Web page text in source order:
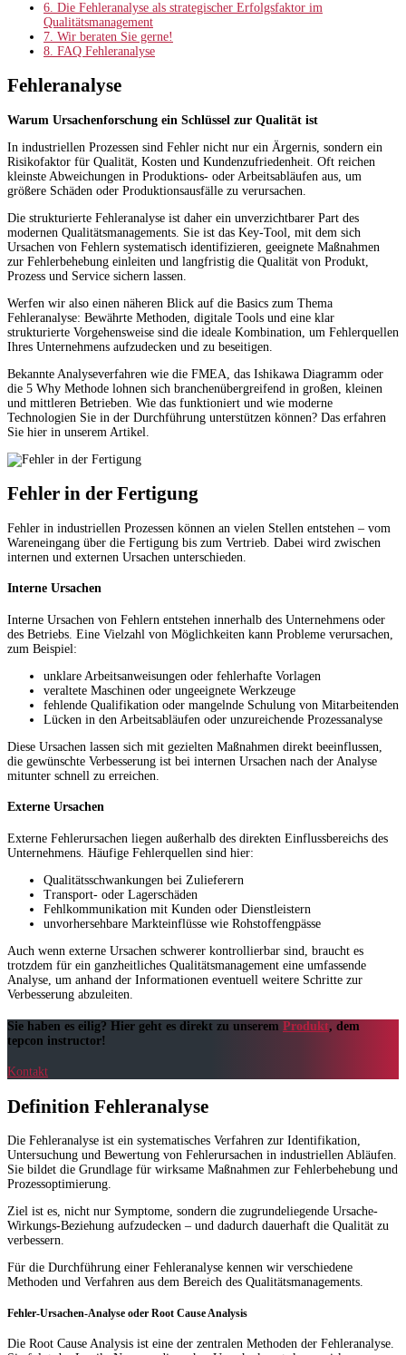
6. Die Fehleranalyse als strategischer Erfolgsfaktor im
Qualitätsmanagement
7. Wir beraten Sie gerne!
8. FAQ Fehleranalyse
Fehleranalyse
Warum Ursachenforschung ein Schlüssel zur Qualität ist
In industriellen Prozessen sind Fehler nicht nur ein Ärgernis, sondern ein
Risikofaktor für Qualität, Kosten und Kundenzufriedenheit. Oft reichen
kleinste Abweichungen in Produktions- oder Arbeitsabläufen aus, um
größere Schäden oder Produktionsausfälle zu verursachen.
Die strukturierte Fehleranalyse ist daher ein unverzichtbarer Part des
modernen Qualitätsmanagements. Sie ist das Key-Tool, mit dem sich
Ursachen von Fehlern systematisch identifizieren, geeignete Maßnahmen
zur Fehlerbehebung einleiten und langfristig die Qualität von Produkt,
Prozess und Service sichern lassen.
Werfen wir also einen näheren Blick auf die Basics zum Thema
Fehleranalyse: Bewährte Methoden, digitale Tools und eine klar
strukturierte Vorgehensweise sind die ideale Kombination, um Fehlerquellen
Ihres Unternehmens aufzudecken und zu beseitigen.
Bekannte Analyseverfahren wie die FMEA, das Ishikawa Diagramm oder
die 5 Why Methode lohnen sich branchenübergreifend in großen, kleinen
und mittleren Betrieben. Wie das funktioniert und wie moderne
Technologien Sie in der Durchführung unterstützen können? Das erfahren
Sie hier in unserem Artikel.
Fehler in der Fertigung
Fehler in industriellen Prozessen können an vielen Stellen entstehen – vom
Wareneingang über die Fertigung bis zum Vertrieb. Dabei wird zwischen
internen und externen Ursachen unterschieden.
Interne Ursachen
Interne Ursachen von Fehlern entstehen innerhalb des Unternehmens oder
des Betriebs. Eine Vielzahl von Möglichkeiten kann Probleme verursachen,
zum Beispiel:
unklare Arbeitsanweisungen oder fehlerhafte Vorlagen
veraltete Maschinen oder ungeeignete Werkzeuge
fehlende Qualifikation oder mangelnde Schulung von Mitarbeitenden
Lücken in den Arbeitsabläufen oder unzureichende Prozessanalyse
Diese Ursachen lassen sich mit gezielten Maßnahmen direkt beeinflussen,
die gewünschte Verbesserung ist bei internen Ursachen nach der Analyse
mitunter schnell zu erreichen.
Externe Ursachen
Externe Fehlerursachen liegen außerhalb des direkten Einflussbereichs des
Unternehmens. Häufige Fehlerquellen sind hier:
Qualitätsschwankungen bei Zulieferern
Transport- oder Lagerschäden
Fehlkommunikation mit Kunden oder Dienstleistern
unvorhersehbare Markteinflüsse wie Rohstoffengpässe
Auch wenn externe Ursachen schwerer kontrollierbar sind, braucht es
trotzdem für ein ganzheitliches Qualitätsmanagement eine umfassende
Analyse, um anhand der Informationen eventuell weitere Schritte zur
Verbesserung abzuleiten.
Sie haben es eilig? Hier geht es direkt zu unserem Produkt, dem
tepcon instructor!
Kontakt
Definition Fehleranalyse
Die Fehleranalyse ist ein systematisches Verfahren zur Identifikation,
Untersuchung und Bewertung von Fehlerursachen in industriellen Abläufen.
Sie bildet die Grundlage für wirksame Maßnahmen zur Fehlerbehebung und
Prozessoptimierung.
Ziel ist es, nicht nur Symptome, sondern die zugrundeliegende Ursache-
Wirkungs-Beziehung aufzudecken – und dadurch dauerhaft die Qualität zu
verbessern.
Für die Durchführung einer Fehleranalyse kennen wir verschiedene
Methoden und Verfahren aus dem Bereich des Qualitätsmanagements.
Fehler-Ursachen-Analyse oder Root Cause Analysis
Die Root Cause Analysis ist eine der zentralen Methoden der Fehleranalyse.